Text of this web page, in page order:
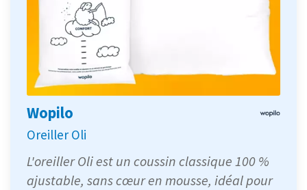
Wopilo
Oreiller Oli
L'oreiller Oli est un coussin classique 100 %
ajustable, sans cœur en mousse, idéal pour